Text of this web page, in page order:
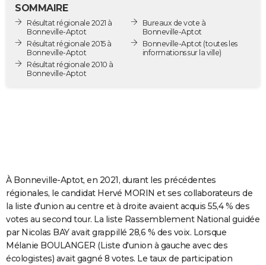
Destinations
City break
Voyage nature
Voyage de noces
Forum
Climat
GUIDES D'ACHAT
BONS PLANS
S'inscrire
Se connecter
Lycées
Collèges
Primaires
Universités
Entreprises
Service militaire
Avis de recherche
AVIS DE DÉCÈS
FORUM
Bricolage
Lifestyle
Culture
Sport
Auto
Television
Voyage
Cinema
SOMMAIRE
Résultat régionale 2021 à
Bonneville-Aptot
Résultat régionale 2015 à
Bonneville-Aptot
Résultat régionale 2010 à
Bonneville-Aptot
Bureaux de vote à
Bonneville-Aptot
Bonneville-Aptot (toutes les
informations sur la ville)
À Bonneville-Aptot, en 2021, durant les précédentes
régionales, le candidat Hervé MORIN et ses collaborateurs de
la liste d'union au centre et à droite avaient acquis 55,4 % des
votes au second tour. La liste Rassemblement National guidée
par Nicolas BAY avait grappillé 28,6 % des voix. Lorsque
Mélanie BOULANGER (Liste d'union à gauche avec des
écologistes) avait gagné 8 votes. Le taux de participation